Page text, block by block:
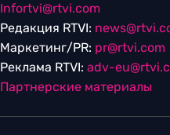
Infortvi@rtvi.com
Редакция RTVI:
Маркетинг/PR: pr@rtvi.com
Реклама RTVI: adv-
Партнерские материалы